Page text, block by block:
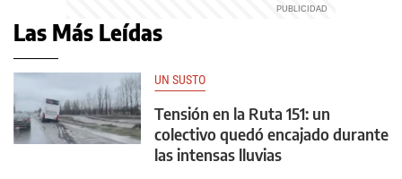
Las Más Leídas
UN SUSTO
Tensión en la Ruta 151: un
colectivo quedó encajado durante
las intensas lluvias